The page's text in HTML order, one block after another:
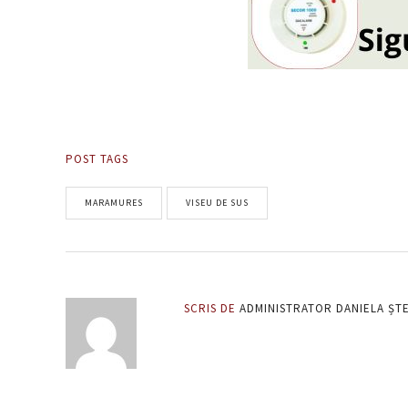
POST TAGS
MARAMURES VISEU DE SUS
SCRIS DE ADMINISTRATOR DANIELA